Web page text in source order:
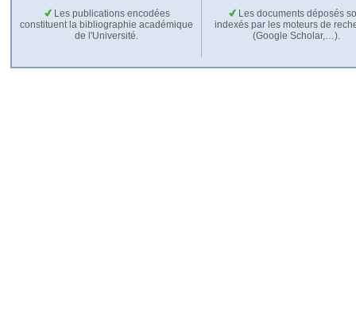
Les publications encodées
constituent la bibliographie académique
de l'Université.
Les documents déposés
indexés par les moteurs de
(Google Scholar,…).